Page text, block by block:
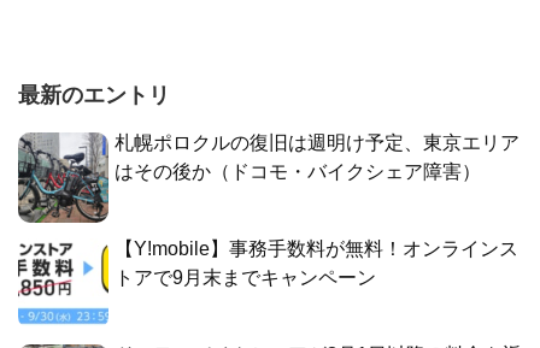
最新のエントリ
札幌ポロクルの復旧は週明け予定、東京エリア
はその後か（ドコモ・バイクシェア障害）
【Y!mobile】事務手数料が無料！オンラインス
トアで9月末までキャンペーン